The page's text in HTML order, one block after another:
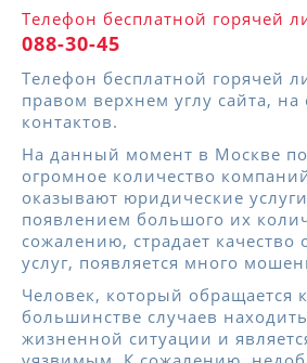
Телефон бесплатной горячей
088-30-45
Телефон бесплатной горячей
правом верхнем углу сайта, на
контактов.
На данный момент в Москве
огромное количество
оказывают юридические
появлением большого их
сожалению, страдает качество
услуг, появляется много
Человек, который обращается
большинстве случаев
жизненной ситуации и